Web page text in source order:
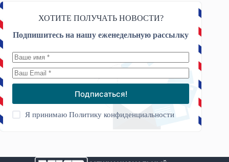
ХОТИТЕ ПОЛУЧАТЬ НОВОСТИ?
Подпишитесь на нашу еженедельную рассылку
Подписаться!
Я принимаюПолитику конфиденциальности